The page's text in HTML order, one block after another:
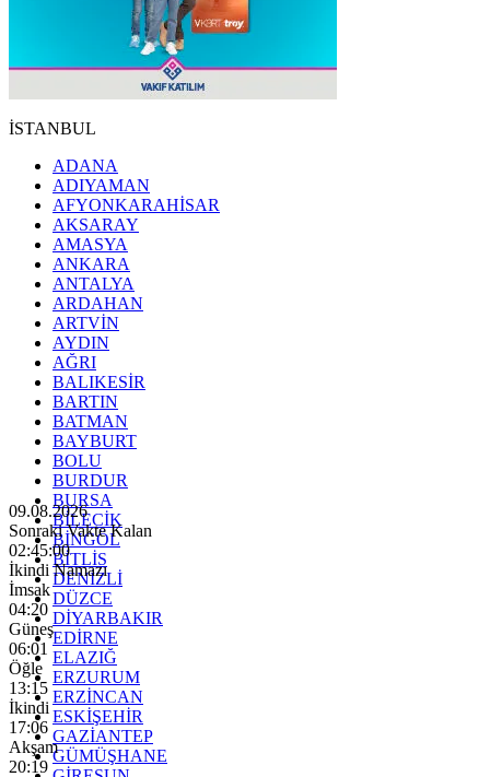
İSTANBUL
ADANA
ADIYAMAN
AFYONKARAHİSAR
AKSARAY
AMASYA
ANKARA
ANTALYA
ARDAHAN
ARTVİN
AYDIN
AĞRI
BALIKESİR
BARTIN
BATMAN
BAYBURT
BOLU
BURDUR
BURSA
BİLECİK
BİNGÖL
BİTLİS
DENİZLİ
DÜZCE
DİYARBAKIR
EDİRNE
ELAZIĞ
ERZURUM
ERZİNCAN
ESKİŞEHİR
GAZİANTEP
GÜMÜŞHANE
09.08.2026
Sonraki Vakte Kalan
02:44:59
İkindi Namazı
İmsak
04:20
Güneş
06:01
Öğle
13:15
İkindi
17:06
Akşam
20:19